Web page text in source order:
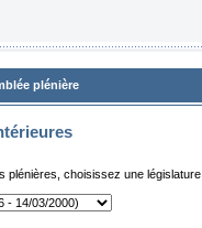
plénière
plénières, choisissez une législature